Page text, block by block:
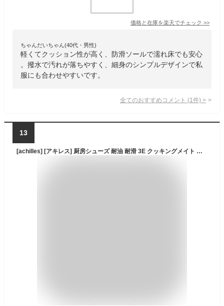
価格と在庫を楽天でチェック >>
ちゃんだいちゃん(40代・男性)
軽くてクッション性が高く、防滑ソールで濡れ床でも安心
。撥水で汚れが落ちやすく、細身のシンプルデザインで私
服にも合わせやすいです。
全てのおすすめコメント (1 件) >
13
[achilles] [アキレス] 厨房シューズ 耐油 耐滑 3E クッキングメイト ユニセックス ブラック 23.0cm